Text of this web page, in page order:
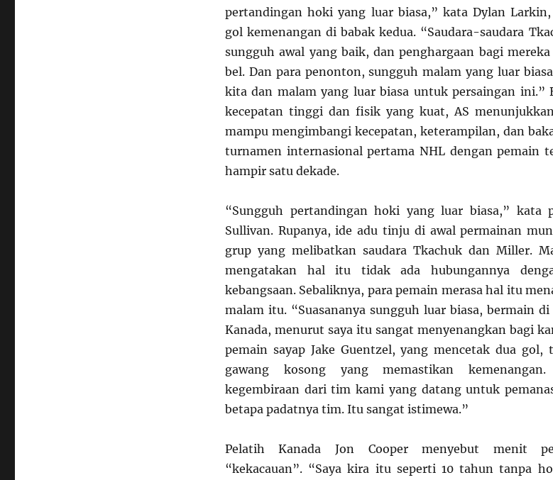
pertandingan hoki yang luar biasa,” kata Dylan
gol kemenangan di babak kedua. “Saudara-saudara
sungguh awal yang baik, dan penghargaan bagi
bel. Dan para penonton, sungguh malam yang luar
kita dan malam yang luar biasa untuk persaingan ini.”
kecepatan tinggi dan fisik yang kuat, AS
mampu mengimbangi kecepatan, keterampilan, dan
turnamen internasional pertama NHL dengan pemain
hampir satu dekade.
“Sungguh pertandingan hoki yang luar biasa,” kata
Sullivan. Rupanya, ide adu tinju di awal permainan
grup yang melibatkan saudara Tkachuk dan Miller.
mengatakan hal itu tidak ada hubungannya
kebangsaan. Sebaliknya, para pemain merasa hal itu
malam itu. “Suasananya sungguh luar biasa, bermain
Kanada, menurut saya itu sangat menyenangkan bagi
pemain sayap Jake Guentzel, yang mencetak dua gol,
gawang kosong yang memastikan
kegembiraan dari tim kami yang datang untuk
betapa padatnya tim. Itu sangat istimewa.”
Pelatih Kanada Jon Cooper menyebut menit
“kekacauan”. “Saya kira itu seperti 10 tahun tanpa